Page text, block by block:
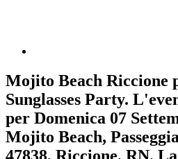
Mojito Beach Riccione
Sunglasses Party.
per Domenica 07
Mojito Beach,